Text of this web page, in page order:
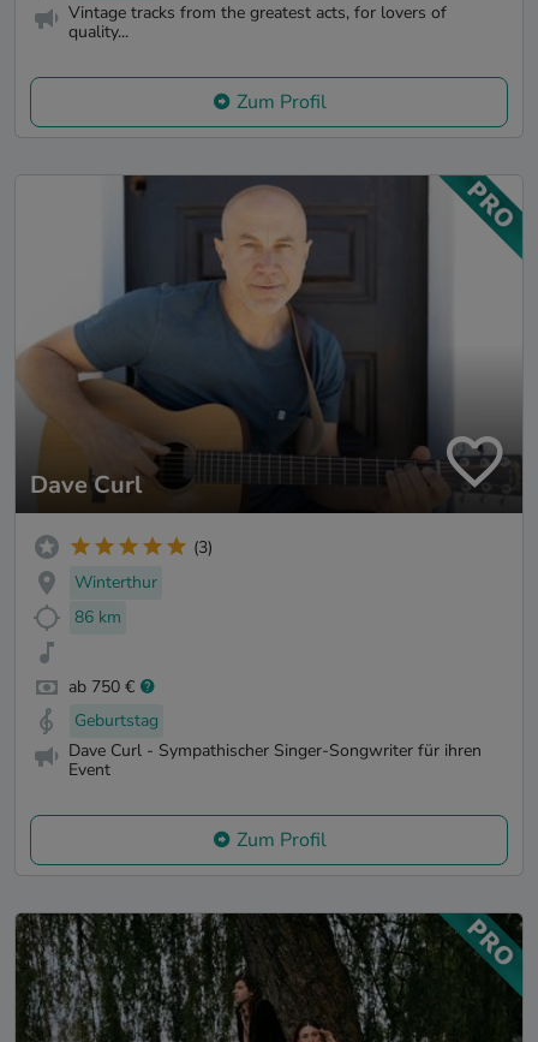
Vintage tracks from the greatest acts, for lovers of
quality...
Zum Profil
Dave Curl
(3)
Winterthur
86 km
ab 750 €
Geburtstag
Dave Curl - Sympathischer Singer-Songwriter für ihren
Event
Zum Profil